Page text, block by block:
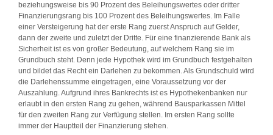
beziehungsweise bis 90 Prozent des Beleihungswertes oder dritter
Finanzierungsrang bis 100 Prozent des Beleihungswertes. Im Falle
einer Versteigerung hat der erste Rang zuerst Anspruch auf Gelder,
dann der zweite und zuletzt der Dritte. Für eine finanzierende Bank als
Sicherheit ist es von großer Bedeutung, auf welchem Rang sie im
Grundbuch steht. Denn jede Hypothek wird im Grundbuch festgehalten
und bildet das Recht ein Darlehen zu bekommen. Als Grundschuld wird
die Darlehenssumme eingetragen, eine Voraussetzung vor der
Auszahlung. Aufgrund ihres Bankrechts ist es Hypothekenbanken nur
erlaubt in den ersten Rang zu gehen, während Bausparkassen Mittel
für den zweiten Rang zur Verfügung stellen. Im ersten Rang sollte
immer der Hauptteil der Finanzierung stehen.